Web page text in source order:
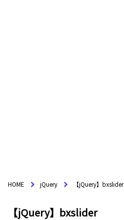
HOME jQuery 【jQuery】bxslider
【jQuery】bxslider